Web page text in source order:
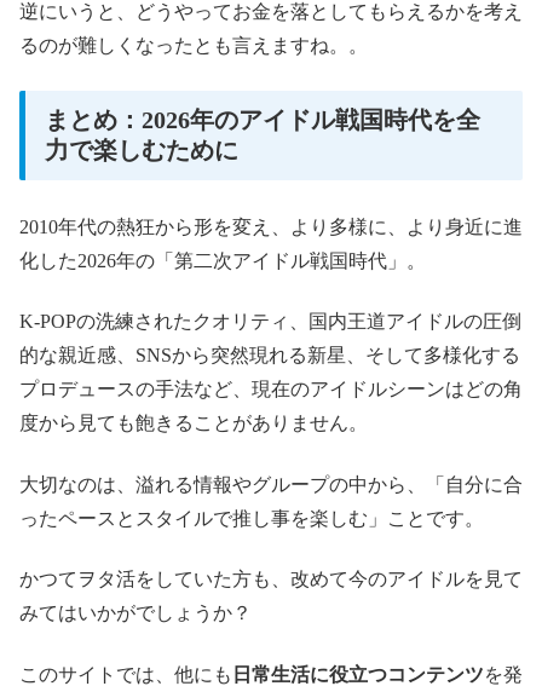
逆にいうと、どうやってお金を落としてもらえるかを考え
るのが難しくなったとも言えますね。。
まとめ：2026年のアイドル戦国時代を全
力で楽しむために
2010年代の熱狂から形を変え、より多様に、より身近に進
化した2026年の「第二次アイドル戦国時代」。
K-POPの洗練されたクオリティ、国内王道アイドルの圧倒
的な親近感、SNSから突然現れる新星、そして多様化する
プロデュースの手法など、現在のアイドルシーンはどの角
度から見ても飽きることがありません。
大切なのは、溢れる情報やグループの中から、「自分に合
ったペースとスタイルで推し事を楽しむ」ことです。
かつてヲタ活をしていた方も、改めて今のアイドルを見て
みてはいかがでしょうか？
このサイトでは、他にも 日常生活に役立つコンテンツを発